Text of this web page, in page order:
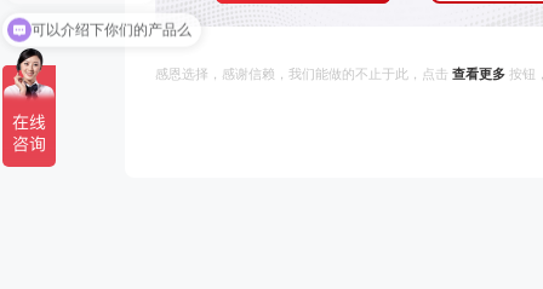
感恩选择，感谢信赖，我们能做的不止于此，点击 查看更多按钮
可以介绍下你们的产品么